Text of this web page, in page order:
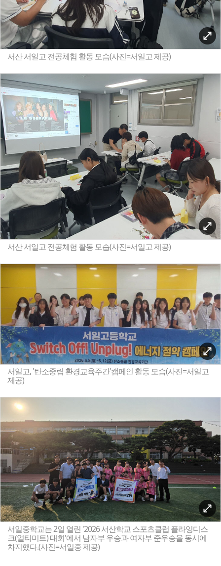
서산 서일고 전공체험 활동 모습(사진=서일고 제공)
서산 서일고 전공체험 활동 모습(사진=서일고 제공)
서일고, '탄소중립 환경교육주간'캠페인 활동 모습(사진=서일고
제공)
서일중학교는 2일 열린 '2026 서산학교 스포츠클럽 플라잉디스
크(얼티미트) 대회'에서 남자부 우승과 여자부 준우승을 동시에
차지했다.(사진=서일중 제공)